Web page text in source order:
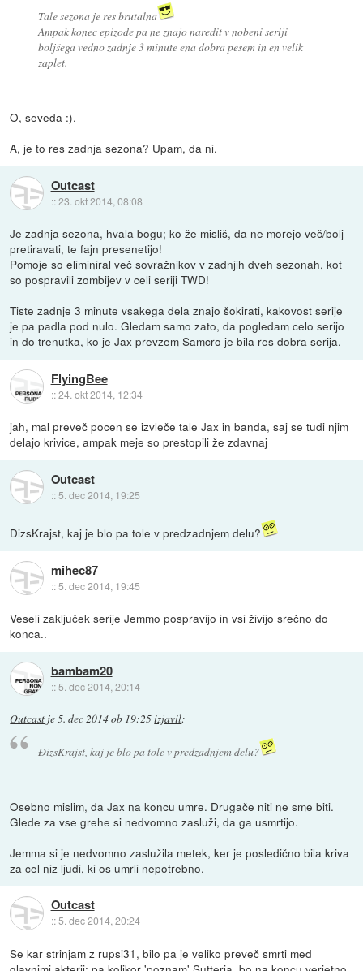
Tale sezona je res brutalna
Ampak konec epizode pa ne znajo naredit v nobeni seriji
boljšega vedno zadnje 3 minute ena dobra pesem in en velik
zaplet.
O, seveda :).
A, je to res zadnja sezona? Upam, da ni.
Outcast
::23. okt 2014, 08:08
Je zadnja sezona, hvala bogu; ko že misliš, da ne morejo več/bolj
pretiravati, te fajn presenetijo!
Pomoje so eliminiral več sovražnikov v zadnjih dveh sezonah, kot
so pospravili zombijev v celi seriji TWD!
Tiste zadnje 3 minute vsakega dela znajo šokirati, kakovost serije
je pa padla pod nulo. Gledam samo zato, da pogledam celo serijo
in do trenutka, ko je Jax prevzem Samcro je bila res dobra serija.
FlyingBee
::24. okt 2014, 12:34
jah, mal preveč pocen se izvleče tale Jax in banda, saj se tudi njim
delajo krivice, ampak meje so prestopili že zdavnaj
Outcast
:: 5. dec 2014, 19:25
ĐizsKrajst, kaj je blo pa tole v predzadnjem delu?
mihec87
::5. dec 2014, 19:45
Veseli zaključek serije Jemmo pospravijo in vsi živijo srečno do
konca..
bambam20
:: 5. dec 2014, 20:14
Outcast je5. dec 2014 ob 19:25izjavil:
ĐizsKrajst, kaj je blo pa tole v predzadnjem delu?
Osebno mislim, da Jax na koncu umre. Drugače niti ne sme biti.
Glede za vse grehe si nedvomno zasluži, da ga usmrtijo.
Jemma si je nedvomno zaslužila metek, ker je posledično bila kriva
za cel niz ljudi, ki os umrli nepotrebno.
Outcast
::5. dec 2014, 20:24
Se kar strinjam z rupsi31, bilo pa je veliko preveč smrti med